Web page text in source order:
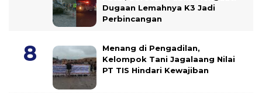
Dugaan Lemahnya K3 Jadi
Perbincangan
Menang di Pengadilan,
Kelompok Tani Jagalaang Nilai
PT TIS Hindari Kewajiban